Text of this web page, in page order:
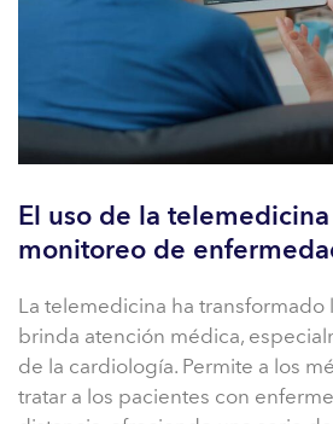
El uso de la
monitoreo de
La telemedicina ha transformado
brinda atención médica,
de la cardiología. Permite a los
tratar a los pacientes con